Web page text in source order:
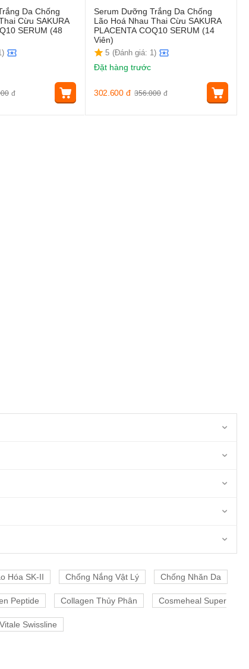
Da Chống
Cừu SAKURA
SERUM (48
đ
Serum Dưỡng Trắng Da Chống
Lão Hoá Nhau Thai Cừu SAKURA
PLACENTA COQ10 SERUM (14
Viên)
5 (Đánh giá: 1)
Đặt hàng trước
356.000 đ
302.600 đ
Hóa SK-II Chống Nắng Vật Lý Chống Nhăn Da
Peptide Collagen Thủy Phân Cosmeheal Super
Swissline